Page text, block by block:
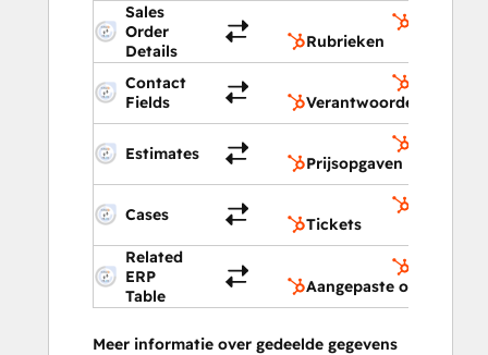
Sales
Order
Details
Rubrieken
Contact
Fields
Verantwoordelijken
Estimates
Prijsopgaven
Cases
Tickets
Related
ERP
Table
Aangepaste objecten
Meer informatie over gedeelde gegevens